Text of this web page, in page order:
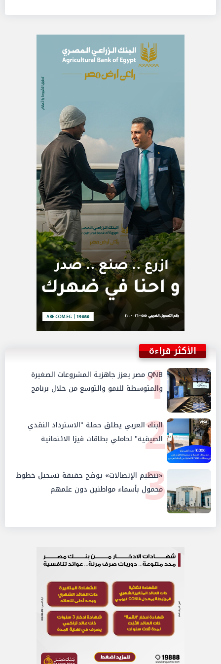
الأكثر قراءة
1QNB مصر يعزز جاهزية المشروعات الصغيرة
والمتوسطة للنمو والتوسع من خلال برنامج
أبطال المشروعات الصغيرة والمتوسطة
2
البنك العربي يطلق حملة "الاسترداد النقدي
الصيفية" لحاملي بطاقات فيزا الائتمانية
3
«تنظيم الإتصالات» يوضح حقيقة تسجيل خطوط
محمول بأسماء مواطنين دون علمهم